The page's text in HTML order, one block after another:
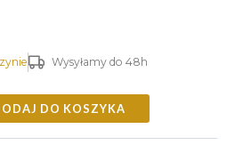
Wysyłamy do 48h
DO KOSZYKA